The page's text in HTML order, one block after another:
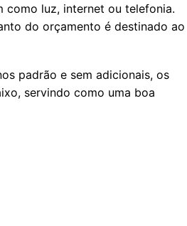
como luz, internet ou telefonia.
do orçamento é destinado ao
padrão e sem adicionais, os
servindo como uma boa